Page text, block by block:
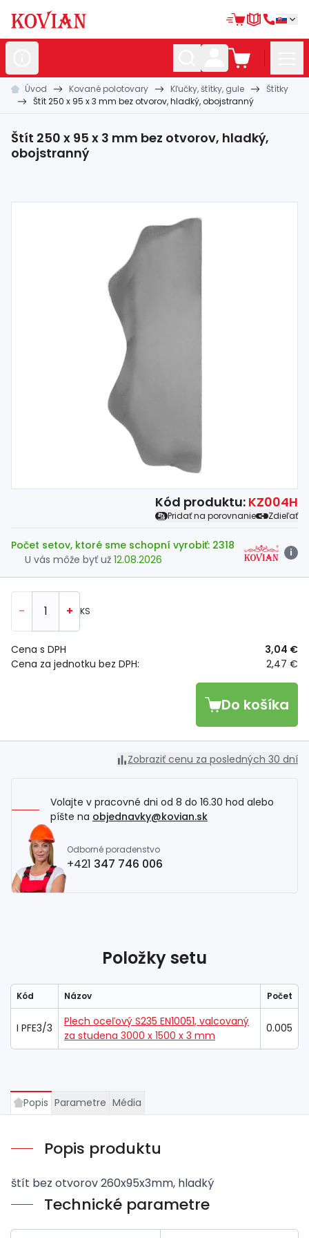
Nerezovépolotovary
Kovanépolotovary
Bránovésystémy
Úvod Kované polotovary Kľučky, štítky, gule
Štítky
Štít 250 x 95 x 3 mm bez otvorov, hladký, obojstranný
Štít 250 x 95 x 3 mm bez otvorov, hladký,
obojstranný
Kód produktu: KZ004H
Pridať na porovnanie Zdieľať
Počet setov, ktoré sme schopní vyrobiť: 2318
U vás môže byť už 12.08.2026
i
- + KS
Cena za jednotku bez DPH: 2,47 €
Cena s DPH 3,04 €
Do košíka
Zobraziť cenu za posledných 30 dní
Volajte v pracovné dni od 8 do 16.30 hod alebo
píšte na objednavky@kovian.sk
Odborné poradenstvo
+421 347 746 006
Položky setu
Kód Názov Počet
I PFE3/3
Plech oceľový S235 EN10051, valcovaný
za studena 3000 x 1500 x 3 mm
0.005
Popis Parametre Média
Popis produktu
štít bez otvorov 260x95x3mm, hladký
Technické parametre